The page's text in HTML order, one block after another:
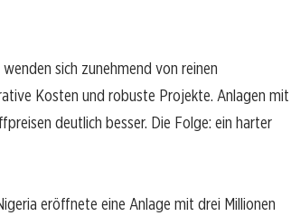
sich zunehmend von reinen
Kosten und robuste Projekte. Anlagen mit
deutlich besser. Die Folge: ein harter
eröffnete eine Anlage mit drei Millionen